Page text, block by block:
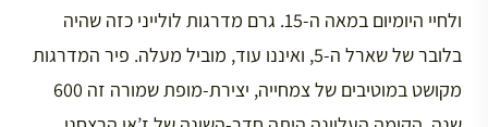
ולחיי היומיום במאה ה-15. גרם מדרגות לולייני כזה שהיה
בלובר של שארל ה-5, ואיננו עוד, מוביל מעלה. פיר המדרגות
מקושט במוטיבים של צמחייה, יצירת-מופת שמורה זה 600